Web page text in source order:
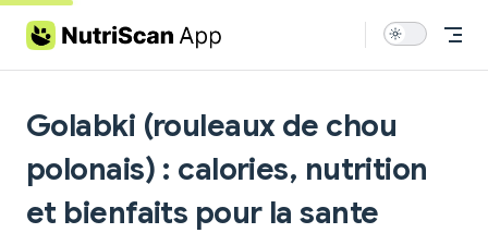
Skip to content
Golabki (rouleaux de chou
polonais) : calories, nutrition
et bienfaits pour la sante